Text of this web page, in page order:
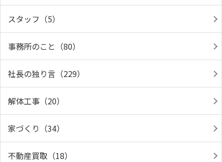
スタッフ（5）
事務所のこと（80）
社長の独り言（229）
解体工事（20）
家づくり（34）
不動産買取（18）